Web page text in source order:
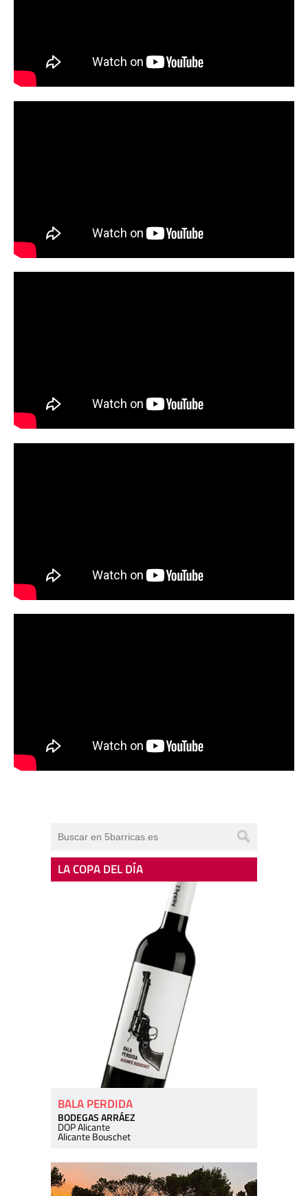
LA COPA DEL DÍA
BALA PERDIDA
BODEGAS ARRÁEZ
DOP Alicante
Alicante Bouschet